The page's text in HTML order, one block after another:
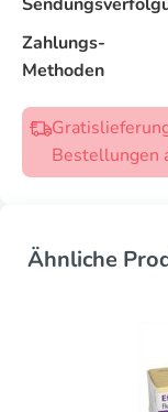
Zahlungs-
Methoden
Bestellungen
Ähnliche